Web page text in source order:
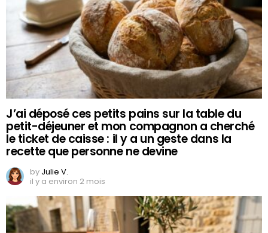
J’ai déposé ces petits pains sur la table du
petit-déjeuner et mon compagnon a cherché
le ticket de caisse : il y a un geste dans la
recette que personne ne devine
by Julie V.
il y a environ 2 mois